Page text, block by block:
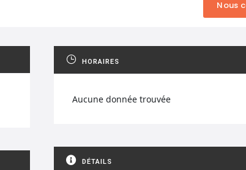
HORAIRES
Aucune donnée trouvée
DÉTAILS